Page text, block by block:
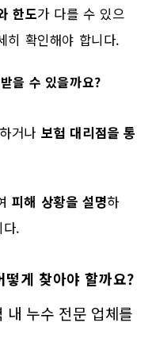
한도가 다를 수 있으
히 확인해야 합니다.
을 수 있을까요?
하거나 보험 대리점을 통
피해 상황을 설명하
.
게 찾아야 할까요?
내 누수 전문 업체를